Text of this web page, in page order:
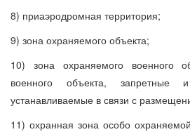
8) приаэродромная территория;
9) зона охраняемого объекта;
10) зона охраняемого военного
военного объекта, запретные
устанавливаемые в связи с
11) охранная зона особо